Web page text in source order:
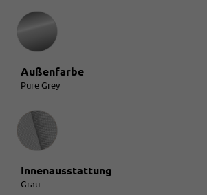
Außenfarbe
Pure Grey
Innenausstattung
Innenausstattung
Grau